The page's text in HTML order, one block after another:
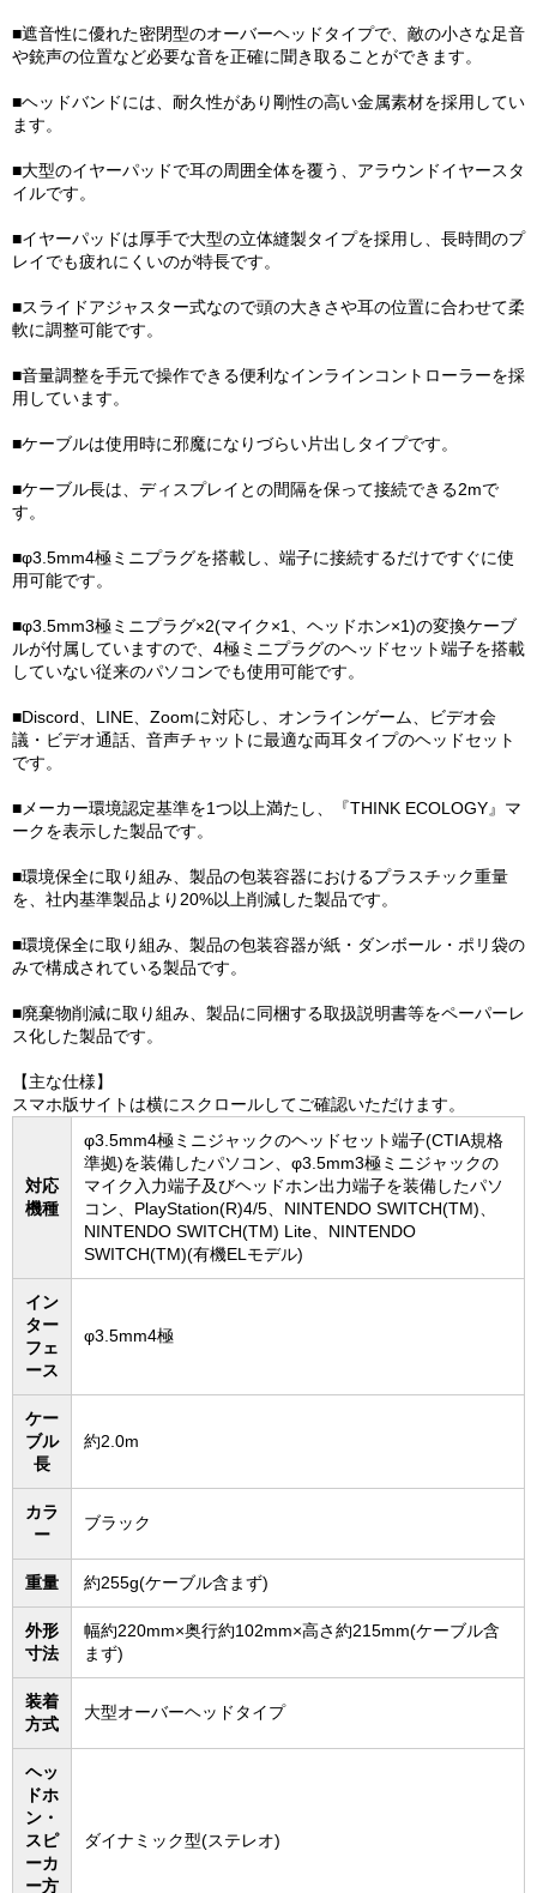
■遮音性に優れた密閉型のオーバーヘッドタイプで、敵の小さな足音
や銃声の位置など必要な音を正確に聞き取ることができます。
■ヘッドバンドには、耐久性があり剛性の高い金属素材を採用してい
ます。
■大型のイヤーパッドで耳の周囲全体を覆う、アラウンドイヤースタ
イルです。
■イヤーパッドは厚手で大型の立体縫製タイプを採用し、長時間のプ
レイでも疲れにくいのが特長です。
■スライドアジャスター式なので頭の大きさや耳の位置に合わせて柔
軟に調整可能です。
■音量調整を手元で操作できる便利なインラインコントローラーを採
用しています。
■ケーブルは使用時に邪魔になりづらい片出しタイプです。
■ケーブル長は、ディスプレイとの間隔を保って接続できる2mで
す。
■φ3.5mm4極ミニプラグを搭載し、端子に接続するだけですぐに使
用可能です。
■φ3.5mm3極ミニプラグ×2(マイク×1、ヘッドホン×1)の変換ケーブ
ルが付属していますので、4極ミニプラグのヘッドセット端子を搭載
していない従来のパソコンでも使用可能です。
■Discord、LINE、Zoomに対応し、オンラインゲーム、ビデオ会
議・ビデオ通話、音声チャットに最適な両耳タイプのヘッドセット
です。
■メーカー環境認定基準を1つ以上満たし、『THINK ECOLOGY』マ
ークを表示した製品です。
■環境保全に取り組み、製品の包装容器におけるプラスチック重量
を、社内基準製品より20%以上削減した製品です。
■環境保全に取り組み、製品の包装容器が紙・ダンボール・ポリ袋の
みで構成されている製品です。
■廃棄物削減に取り組み、製品に同梱する取扱説明書等をペーパーレ
ス化した製品です。
【主な仕様】
スマホ版サイトは横にスクロールしてご確認いただけます。
対応
機種
φ3.5mm4極ミニジャックのヘッドセット端子(CTIA規格
準拠)を装備したパソコン、φ3.5mm3極ミニジャックの
マイク入力端子及びヘッドホン出力端子を装備したパソ
コン、PlayStation(R)4/5、NINTENDO SWITCH(TM)、
NINTENDO SWITCH(TM) Lite、NINTENDO
SWITCH(TM)(有機ELモデル)
イン
ター
フェ
ース
φ3.5mm4極
ケー
ブル
長
約2.0m
カラ
ー
ブラック
重量 約255g(ケーブル含まず)
外形
寸法
幅約220mm×奥行約102mm×高さ約215mm(ケーブル含
まず)
装着
方式
大型オーバーヘッドタイプ
ヘッ
ドホ
ン・
スピ
ーカ
ー方
ダイナミック型(ステレオ)